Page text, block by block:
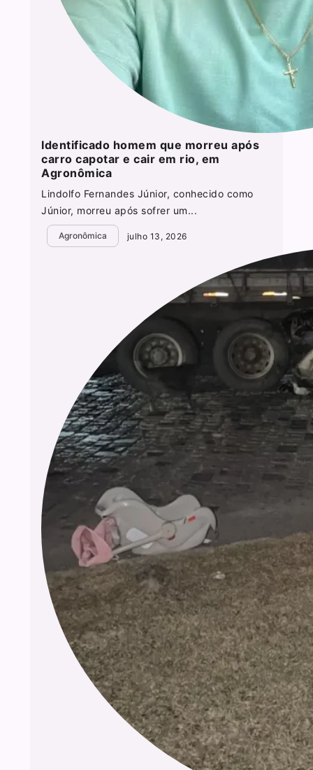
Identificado homem que morreu após
carro capotar e cair em rio, em
Agronômica
Lindolfo Fernandes Júnior, conhecido como
Júnior, morreu após sofrer um...
Agronômica julho 13, 2026